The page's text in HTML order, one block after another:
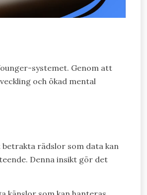
systemet. Genom att
och ökad mental
rädslor som data kan
Denna insikt gör det